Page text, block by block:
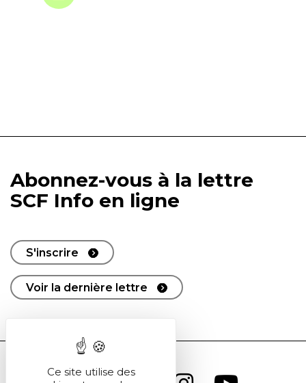
Abonnez-vous à la lettre
SCF Info en ligne
S'inscrire
Voir la dernière lettre
Ce site utilise des